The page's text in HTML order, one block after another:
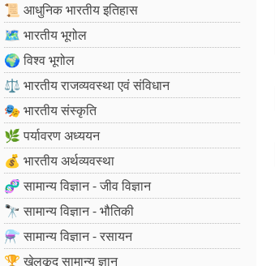
📜 आधुनिक भारतीय इतिहास
🗺️ भारतीय भूगोल
🌍 विश्व भूगोल
⚖️ भारतीय राजव्यवस्था एवं संविधान
🎭 भारतीय संस्कृति
🌿 पर्यावरण अध्ययन
💰 भारतीय अर्थव्यवस्था
🧬 सामान्य विज्ञान - जीव विज्ञान
🔭 सामान्य विज्ञान - भौतिकी
⚗️ सामान्य विज्ञान - रसायन
🏆 खेलकूद सामान्य ज्ञान